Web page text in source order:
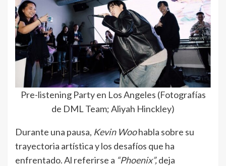
Pre-listening Party en Los Angeles (Fotografías
de DML Team; Aliyah Hinckley)
Durante una pausa, Kevin Woohabla sobre su
trayectoria artística y los desafíos que ha
enfrentado. Al referirse a “Phoenix”,deja